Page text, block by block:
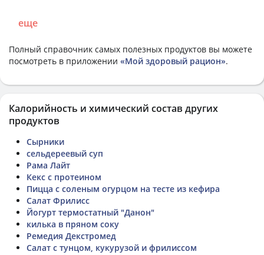
еще
Полный справочник самых полезных продуктов вы можете
посмотреть в приложении «Мой здоровый рацион».
Калорийность и химический состав других
продуктов
Сырники
сельдереевый суп
Рама Лайт
Кекс с протеином
Пицца с соленым огурцом на тесте из кефира
Салат Фрилисс
Йогурт термостатный "Данон"
килька в пряном соку
Ремедия Декстромед
Салат с тунцом, кукурузой и фрилиссом